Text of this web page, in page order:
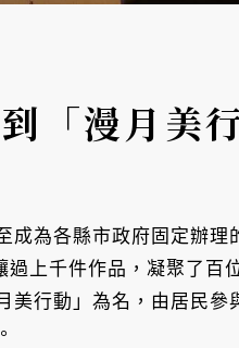
「漫月美
為各縣市政府固定辦理
上千件作品，凝聚了百
美行動」為名，由居民參